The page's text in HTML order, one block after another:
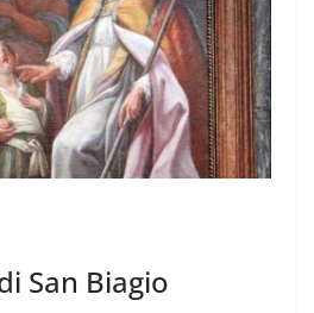
San Biagio